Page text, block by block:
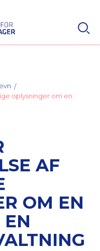
oplysninger om en
AF
OM EN